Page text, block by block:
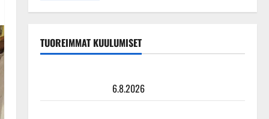
TUOREIMMAT KUULUMISET
6.8.2026